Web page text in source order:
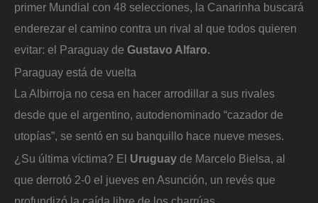
primer Mundial con 48 selecciones, la Canarinha buscará
enderezar el camino contra un rival al que todos quieren
evitar: el Paraguay de Gustavo Alfaro.
Paraguay está de vuelta
La Albirroja no cesa en hacer arrodillar a sus rivales
desde que el argentino, autodenominado “cazador de
utopías”, se sentó en su banquillo hace nueve meses.
¿Su última víctima? El Uruguay de Marcelo Bielsa, al
que derrotó 2-0 el jueves en Asunción, un revés que